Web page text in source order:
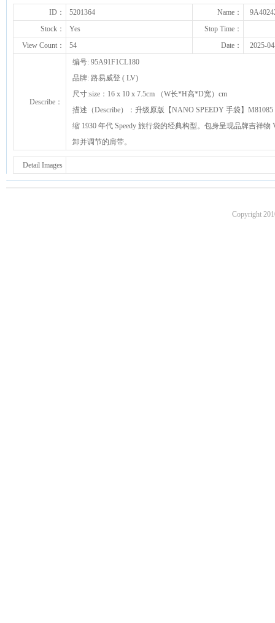
ID： 5201364 Name：
Stock：
Yes
Stop Time：
View Count：
54 Date： 2025-
Describe：
编号: 95A91F1CL180
品牌: 路易威登 ( LV)
尺寸:size：16 x 10 x 7.5cm （W长*H高*D宽）cm
描述（Describe）：升级原版【NANO SPEEDY 手袋】
缩 1930 年代 Speedy 旅行袋的经典构型。包身呈现品牌吉祥
卸并调节的肩带。
Detail Images
Copyright